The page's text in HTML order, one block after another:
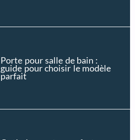
Porte pour salle de bain :
guide pour choisir le modèle
parfait